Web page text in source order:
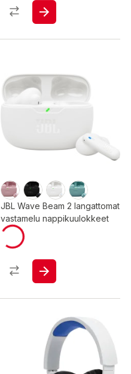
JBL Wave Beam 2 langattomat
vastamelu nappikuulokkeet